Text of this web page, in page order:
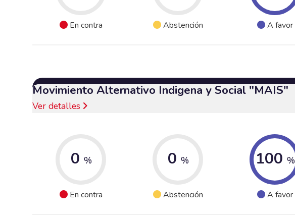
En contra Abstención A favor
Movimiento Alternativo Indigena y Social "MAIS"
Ver detalles
0 %
En contra
0 %
Abstención
100 %
A favor